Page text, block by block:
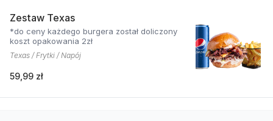
Zestaw Texas
*do ceny każdego burgera został doliczony
koszt opakowania 2zł
Texas / Frytki / Napój
59,99 zł